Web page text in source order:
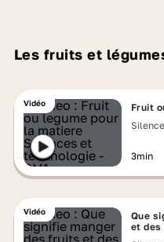
Les fruits et
Vidéo
Fruit
3min
Vidéo
Que
et des